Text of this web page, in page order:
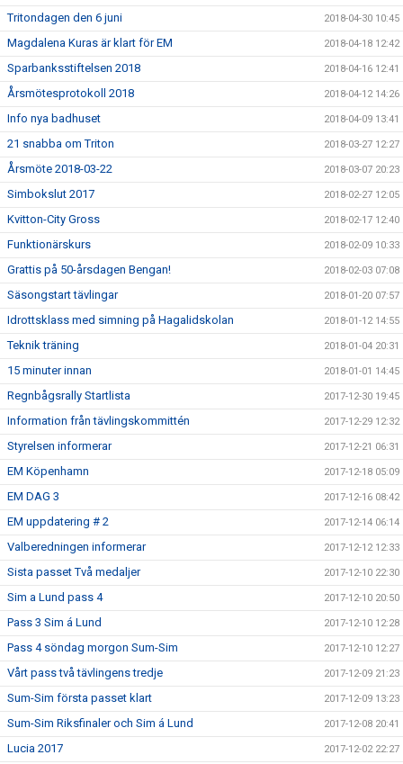
Tritondagen den 6 juni 2018-04-30 10:45
Magdalena Kuras är klart för EM 2018-04-18 12:42
Sparbanksstiftelsen 2018 2018-04-16 12:41
Årsmötesprotokoll 2018 2018-04-12 14:26
Info nya badhuset 2018-04-09 13:41
21 snabba om Triton 2018-03-27 12:27
Årsmöte 2018-03-22 2018-03-07 20:23
Simbokslut 2017 2018-02-27 12:05
Kvitton-City Gross 2018-02-17 12:40
Funktionärskurs 2018-02-09 10:33
Grattis på 50-årsdagen Bengan! 2018-02-03 07:08
Säsongstart tävlingar 2018-01-20 07:57
Idrottsklass med simning på Hagalidskolan 2018-01-12 14:55
Teknik träning 2018-01-04 20:31
15 minuter innan 2018-01-01 14:45
Regnbågsrally Startlista 2017-12-30 19:45
Information från tävlingskommittén 2017-12-29 12:32
Styrelsen informerar 2017-12-21 06:31
EM Köpenhamn 2017-12-18 05:09
EM DAG 3 2017-12-16 08:42
EM uppdatering # 2 2017-12-14 06:14
Valberedningen informerar 2017-12-12 12:33
Sista passet Två medaljer 2017-12-10 22:30
Sim a Lund pass 4 2017-12-10 20:50
Pass 3 Sim á Lund 2017-12-10 12:28
Pass 4 söndag morgon Sum-Sim 2017-12-10 12:27
Vårt pass två tävlingens tredje 2017-12-09 21:23
Sum-Sim första passet klart 2017-12-09 13:23
Sum-Sim Riksfinaler och Sim á Lund 2017-12-08 20:41
Lucia 2017 2017-12-02 22:27